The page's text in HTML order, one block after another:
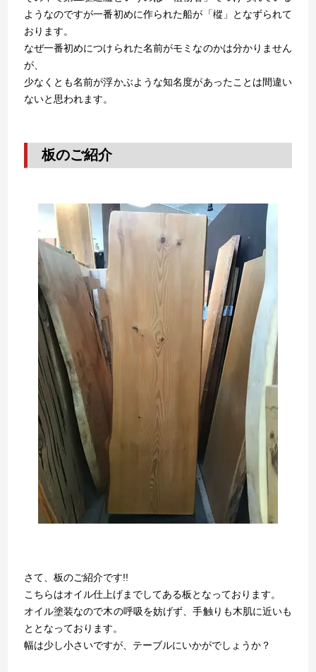
ようなのですが一番初めに作られた船が「樅」となずられて
おります。
なぜ一番初めにつけられた名前がモミなのかは分かりません
が、
少なくとも名前が浮かぶような知名度があったことは間違い
ないと思われます。
板のご紹介
さて、板のご紹介です!!
こちらはオイル仕上げまでしてある板となっております。
オイル塗装なので木の呼吸を妨げず、手触りも木肌に近いも
ととなっております。
幅は少し小さいですが、テーブルにいかがでしょうか？